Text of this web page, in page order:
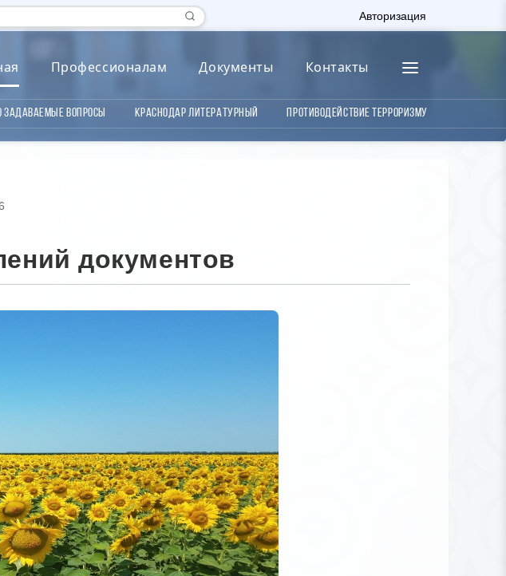
Авторизация
Профессионалам Документы Контакты
задаваемые вопросы Краснодар литературный Противодействие терроризму
документов